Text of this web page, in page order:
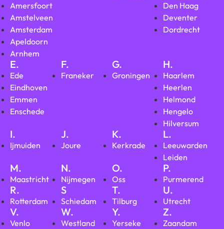
Amersfoort
Amstelveen
Amsterdam
Apeldoorn
Arnhem
Den Haag
Deventer
Dordrecht
E.
Ede
Eindhoven
Emmen
Enschede
F.
Franeker
G.
Groningen
H.
Haarlem
Heerlen
Helmond
Hengelo
Hilversum
I.
Ijmuiden
J.
Joure
K.
Kerkrade
L.
Leeuwarden
Leiden
M.
Maastricht
N.
Nijmegen
O.
Oss
P.
Purmerend
R.
Rotterdam
S
Schiedam
T.
Tilburg
U.
Utrecht
V.
Venlo
W.
Westland
Y.
Yerseke
Z.
Zaandam